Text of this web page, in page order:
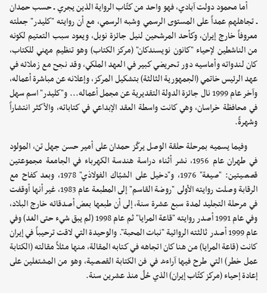
أما محمود دولت آبادي، فهو واحد من كتّاب الرواية الذين يجري ـ حسب حمدان
ـ تجاهلهم عمداً على المستوى الرسمي وشبه الرسمي، مع أن روايته "كليدر" جعلته
معروفاً خارج إيران، وكأحد المرشحين لنيل جائزة نوبل، ويعود سبب التعتيم لكونه
من الناشطين لإحياء "كانون نويسندكان" (مركز الكتاب) وهو تنظيم مهني للكتاب،
كان لندواته وأماسيه دور تحريضي كبير في العهد الملكي، وقد نجح مع زملائه في
عهد الرئيس خاتمي (الجمهورية الثالثة) بتشكيل المركز، وإعلانه عن مباشرة أعماله،
وآخر عام 1999 نال جائزة الدولة التقديرية عن مجمل أعماله... و"كليدر" اسم سهل
في محافظة خراسان، وهي كانت واسطة العقد الإبداعي في كتاباته، والأكثر انتشاراً
وشهرةً. ‏
وفيما يسميه بمرحلة حلقة الوصل يركّز حمدان على أمير حسن جهل تن، المولود
في طهران عام 1956، نشر أثناء دراسة هندسة الكهرباء في الجامعة مجموعتين
قصصيتين: "صيغة" 1976، و"دخيل على الشبّاك الفولاذي" 1978، وبعد كفاح مع
الرقابة وصلت روايته الأولى "روضة القاسم" إلى المطبعة عام 1983، غير أنها أوقفت
في مرحلة التجليد لمدة سبع عشرة سنة، إلى أن طبعها بعض أصدقائه خارج البلاد،
وفي عام 1991 أصدر روايته "قاعة المرايا" ثم عام 1998 (لم يبق شيء حتى الغد) وفي
عام 1999 أصدر ثالثته الروائية "نبات المحبة". والوحيدة التي لاقت ترحيباً في إيران
كانت (قاعة المرايا) من هنا كان اتجاهه في كتابه المقالة، منها مثلاً مقالته (الكتابة
عمل خطر) التي طرح فيها آراءه في فن الكتابة القصصية، وهو من المشتغلين على
إعادة إحياء (مركز كتّاب إيران) الذي حُلّ منذ عشرين سنة. ‏